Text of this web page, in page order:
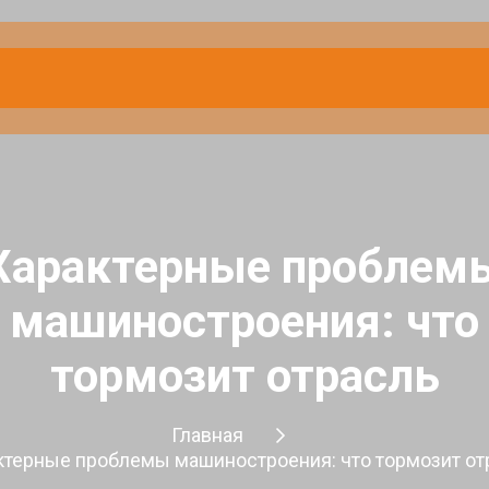
машиностроения: что
тормозит отрасль
Главная
проблемы машиностроения: что тормозит